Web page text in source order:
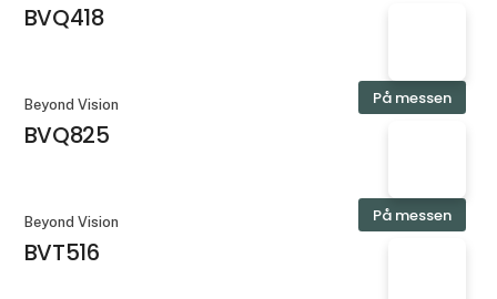
BVQ418
På messen
Beyond Vision
BVQ825
På messen
Beyond Vision
BVT516